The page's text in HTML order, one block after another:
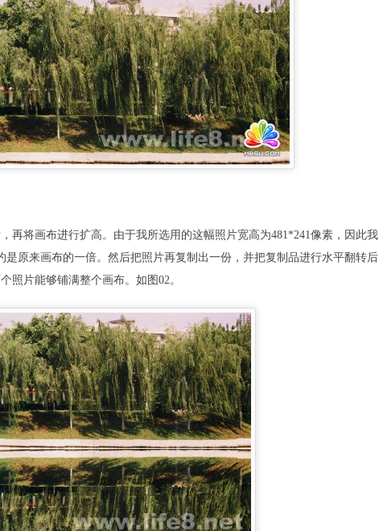
将画布进行扩高。由于我所选用的这幅照片宽高为481*241像素，因此我
是原来画布的一倍。然后把照片再复制出一份，并把复制品进行水平翻转后
照片能够铺满整个画布。如图02。